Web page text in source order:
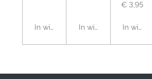
In winkelwagenIn winkelwagen
€ 3,95
In